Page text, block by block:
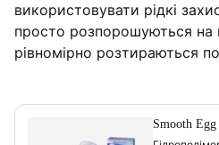
використовувати рідкі
просто розпорошуються на
рівномірно розтираються
Smooth